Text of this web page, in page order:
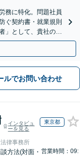
務に特化。問題社員
ぐ契約書・就業規則
」として、貴社の利
ルでお問い合わせ
インタビュ
ーを見る
東京都
律事務所
方法(対面・ 営業時間：09: